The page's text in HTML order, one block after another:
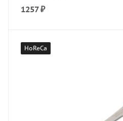
1257₽
HoReCa